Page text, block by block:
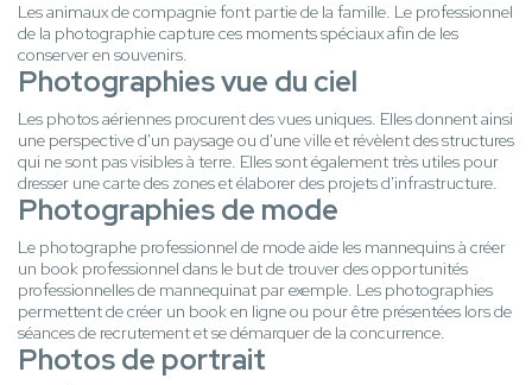
Les animaux de compagnie font partie de la famille. Le professionnel
de la photographie capture ces moments spéciaux afin de les
conserver en souvenirs.
Photographies vue du ciel
Les photos aériennes procurent des vues uniques. Elles donnent ainsi
une perspective d'un paysage ou d'une ville et révèlent des structures
qui ne sont pas visibles à terre. Elles sont également très utiles pour
dresser une carte des zones et élaborer des projets d'infrastructure.
Photographies de mode
Le photographe professionnel de mode aide les mannequins à créer
un book professionnel dans le but de trouver des opportunités
professionnelles de mannequinat par exemple. Les photographies
permettent de créer un book en ligne ou pour être présentées lors de
séances de recrutement et se démarquer de la concurrence.
Photos de portrait